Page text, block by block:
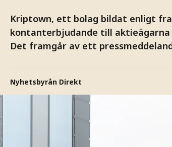
Kriptown, ett bolag bildat enligt
kontanterbjudande till
Det framgår av ett
Nyhetsbyrån Direkt